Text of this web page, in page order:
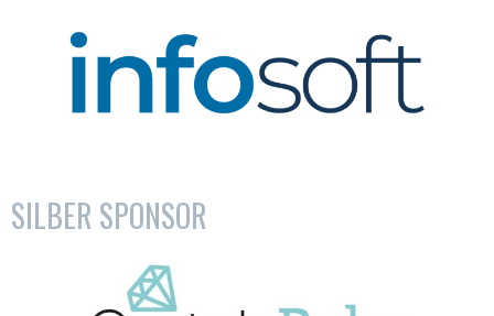
SILBER SPONSOR